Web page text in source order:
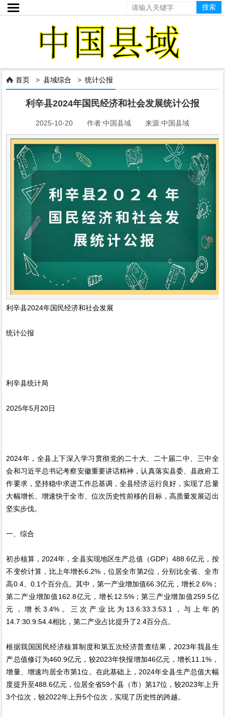

 首页 >县域综合 >统计公报
利辛县2024年国民经济和社会发展统计公报
2025-10-20 作者:中国县域 来源:中国县域
利辛县2024年国民经济和社会发展
统计公报
利辛县统计局
2025年5月20日
2024年，全县上下深入学习贯彻党的二十大、二十届二中、三中全
会和习近平总书记考察安徽重要讲话精神，认真落实县委、县政府工
作要求，坚持稳中求进工作总基调，全县经济运行良好，实现了总量
大幅增长、增速快于全市、位次历史性前移的目标，高质量发展迈出
坚实步伐。
一、综合
初步核算，2024年，全县实现地区生产总值（GDP）488.6亿元，按
不变价计算，比上年增长6.2%，位居全市第2位，分别比全省、全市
高0.4、0.1个百分点。其中，第一产业增加值66.3亿元，增长2.6%；
第二产业增加值162.8亿元，增长12.5%；第三产业增加值259.5亿
元，增长3.4%。三次产业比为13.6:33.3:53.1，与上年的
14.7:30.9:54.4相比，第二产业占比提升了2.4百分点。
根据我国国民经济核算制度和第五次经济普查结果，2023年我县生
产总值修订为460.9亿元，较2023年快报增加46亿元，增长11.1%，
增量、增速均居全市第1位。在此基础上，2024年全县生产总值大幅
度提升至488.6亿元，位居全省59个县（市）第17位，较2023年上升
3个位次，较2022年上升5个位次，实现了历史性的跨越。